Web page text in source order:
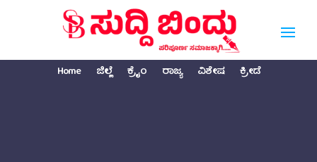
Home ಜಿಲ್ಲೆ ಕ್ರೈಂ ರಾಜ್ಯ ವಿಶೇಷ ಕ್ರೀಡೆ